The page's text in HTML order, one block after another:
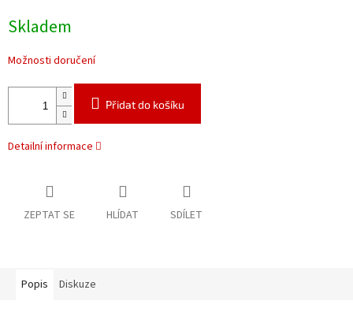
cena:
Skladem
Možnosti doručení
Přidat do košíku
Detailní informace
ZEPTAT SE HLÍDAT SDÍLET
Popis Diskuze